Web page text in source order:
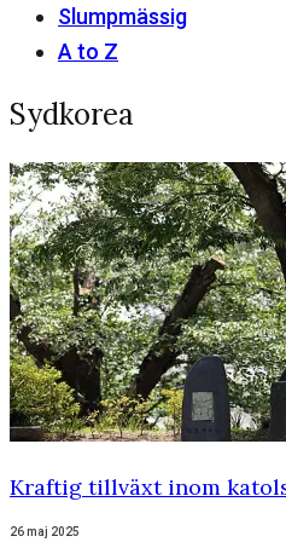
Slumpmässig
A to Z
Sydkorea
Kraftig tillväxt inom
26 maj 2025